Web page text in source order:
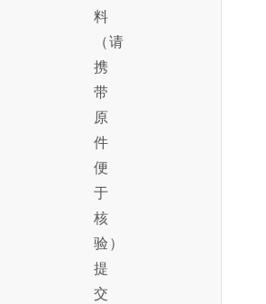
料
（请
携
带
原
件
便
于
核
验）
提
交